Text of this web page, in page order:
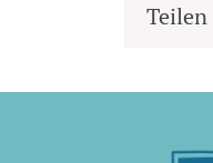
Teilen